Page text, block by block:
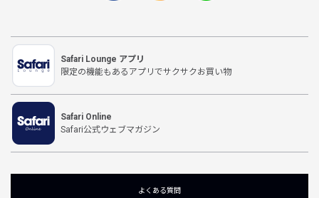
Safari Lounge アプリ
限定の機能もあるアプリでサクサクお買い物
Safari Online
Safari公式ウェブマガジン
よくある質問